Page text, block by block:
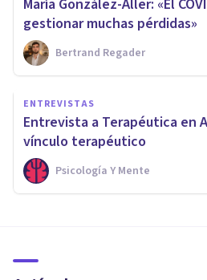
María González-Aller: «El
gestionar muchas pérdidas»
Bertrand Regader
ENTREVISTAS
Entrevista a Terapéutica en
vínculo terapéutico
Psicología Y Mente